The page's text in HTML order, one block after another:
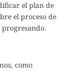
el plan de
el proceso de
como